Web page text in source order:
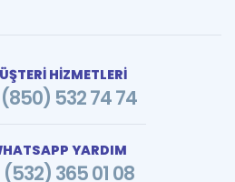
HİZMETLERİ
532 74 74
YARDIM
(532) 365 01 08